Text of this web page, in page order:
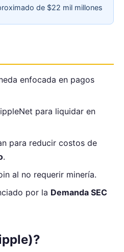
de $22 mil millones
enfocada en pagos
para liquidar en
para reducir costos de
.
al no requerir minería.
por la Demanda SEC